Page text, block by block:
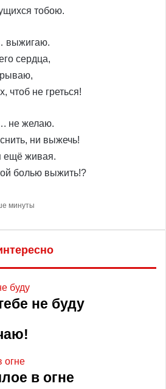
тобою.
выжигаю.
сердца,
чтоб не греться!
не желаю.
ни выжечь!
ещё живая.
болью выжить!?
минуты
не буду
в огне